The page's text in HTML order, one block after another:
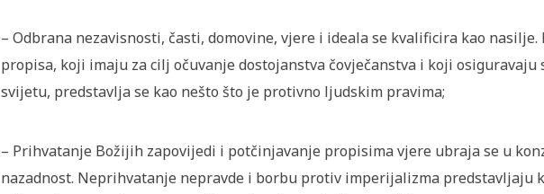
– Odbrana nezavisnosti, časti, domovine, vjere i ideala se kvalificira kao
propisa, koji imaju za cilj očuvanje dostojanstva čovječanstva i koji osiguravaju
svijetu, predstavlja se kao nešto što je protivno ljudskim pravima;
– Prihvatanje Božijih zapovijedi i potčinjavanje propisima vjere ubraja se u
nazadnost. Neprihvatanje nepravde i borbu protiv imperijalizma predstavljaju